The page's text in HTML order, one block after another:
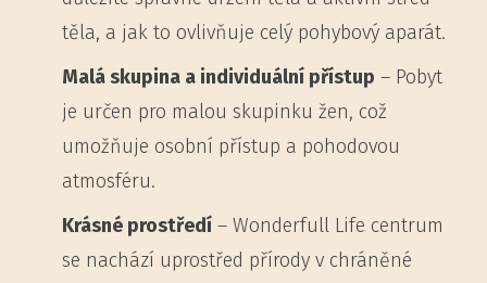
těla, a jak to ovlivňuje celý pohybový aparát.
Malá skupina a individuální přístup – Pobyt
je určen pro malou skupinku žen, což
umožňuje osobní přístup a pohodovou
atmosféru.
Krásné prostředí – Wonderfull Life centrum
se nachází uprostřed přírody v chráněné